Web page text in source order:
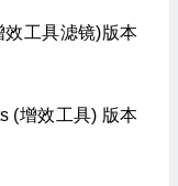
效工具滤镜)版本
(增效工具) 版本